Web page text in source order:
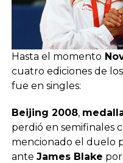
Hasta el momento
cuatro ediciones de los
fue en singles:
Beijing 2008,
perdió en semifinales
mencionado el duelo
ante James Blake por